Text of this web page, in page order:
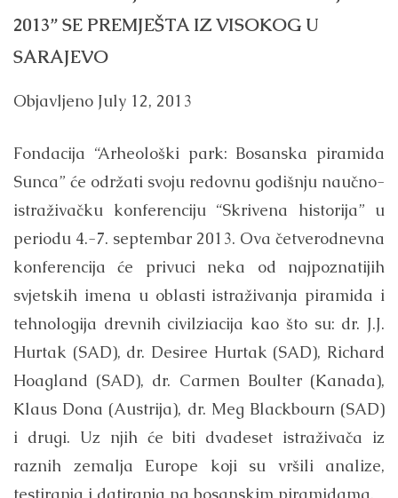
2013” SE PREMJEŠTA IZ VISOKOG U
SARAJEVO
Objavljeno July 12, 2013
Fondacija “Arheološki park: Bosanska piramida
Sunca” će održati svoju redovnu godišnju naučno-
istraživačku konferenciju “Skrivena historija” u
periodu 4.-7. septembar 2013. Ova četverodnevna
konferencija će privuci neka od najpoznatijih
svjetskih imena u oblasti istraživanja piramida i
tehnologija drevnih civilziacija kao što su: dr. J.J.
Hurtak (SAD), dr. Desiree Hurtak (SAD), Richard
Hoagland (SAD), dr. Carmen Boulter (Kanada),
Klaus Dona (Austrija), dr. Meg Blackbourn (SAD)
i drugi. Uz njih će biti dvadeset istraživača iz
raznih zemalja Europe koji su vršili analize,